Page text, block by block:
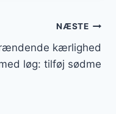
NÆSTE
kærlighed
løg: tilføj sødme